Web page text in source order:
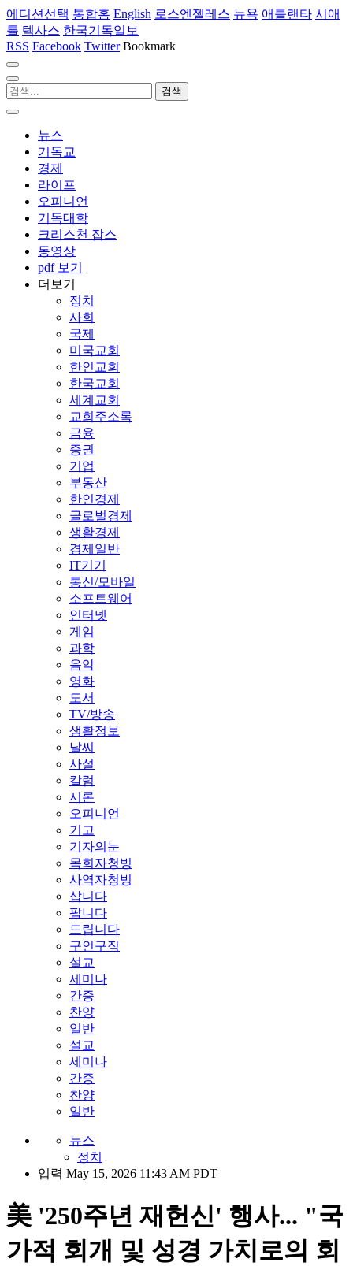
에디션선택 통합홈 English 로스엔젤레스 뉴욕 애틀랜타 시애
틀 텍사스 한국기독일보
RSS Facebook Twitter Bookmark
뉴스
기독교
경제
라이프
오피니언
기독대학
크리스천 잡스
동영상
pdf 보기
더보기
정치
사회
국제
미국교회
한인교회
한국교회
세계교회
교회주소록
금융
증권
기업
부동산
한인경제
글로벌경제
생활경제
경제일반
IT기기
통신/모바일
소프트웨어
인터넷
게임
과학
음악
영화
도서
TV/방송
생활정보
날씨
사설
칼럼
시론
오피니언
기고
기자의눈
목회자청빙
사역자청빙
삽니다
팝니다
드립니다
구인구직
설교
세미나
간증
찬양
일반
설교
세미나
간증
찬양
일반
뉴스
정치
입력 May 15, 2026 11:43 AM PDT
美 '250주년 재헌신' 행사... "국
가적 회개 및 성경 가치로의 회